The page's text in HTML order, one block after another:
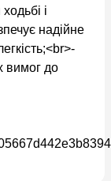
і
надійне
вимог до